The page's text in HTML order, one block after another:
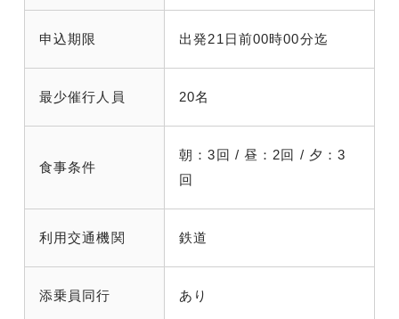
申込期限 出発21日前00時00分迄
最少催行人員 20名
食事条件
朝：3回 / 昼：2回 / 夕：3
回
利用交通機関 鉄道
添乗員同行 あり